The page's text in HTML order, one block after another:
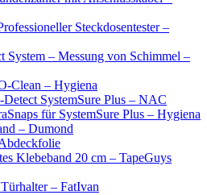
Steckdosentester –
System – Messung von Schimmel –
Clean – Hygiena
SystemSure Plus – NAC
für SystemSure Plus – Hygiena
– Dumond
Klebeband 20 cm – TapeGuys
– FatIvan